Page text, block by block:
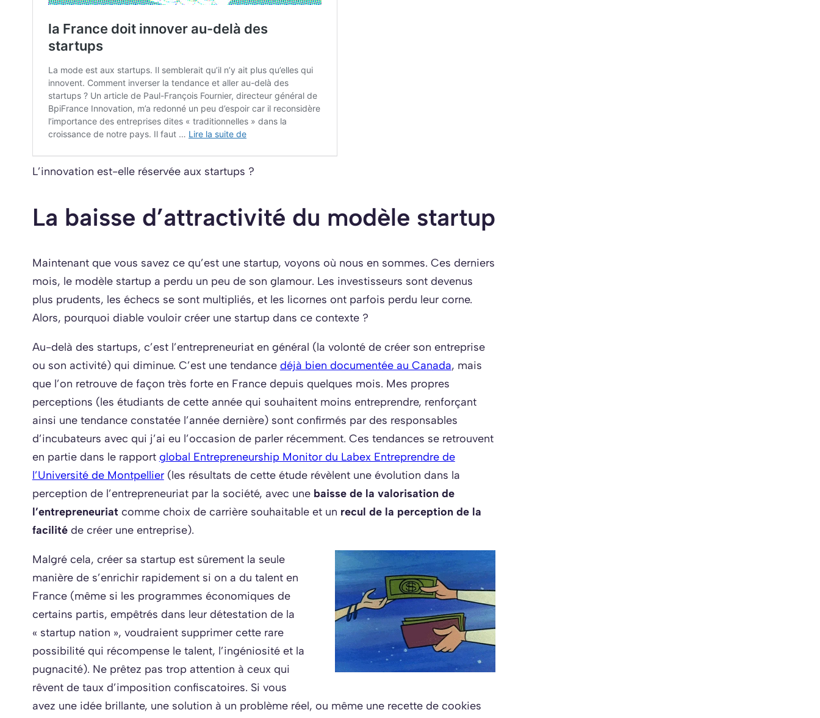
L’innovation est-elle réservée aux startups ?
La baisse d’attractivité du modèle startup
Maintenant que vous savez ce qu’est une startup, voyons où nous en sommes. Ces derniers
mois, le modèle startup a perdu un peu de son glamour. Les investisseurs sont devenus
plus prudents, les échecs se sont multipliés, et les licornes ont parfois perdu leur corne.
Alors, pourquoi diable vouloir créer une startup dans ce contexte ?
Au-delà des startups, c’est l’entrepreneuriat en général (la volonté de créer son entreprise
ou son activité) qui diminue. C’est une tendance déjà bien documentée au Canada, mais
que l’on retrouve de façon très forte en France depuis quelques mois. Mes propres
perceptions (les étudiants de cette année qui souhaitent moins entreprendre, renforçant
ainsi une tendance constatée l’année dernière) sont confirmés par des responsables
d’incubateurs avec qui j’ai eu l’occasion de parler récemment. Ces tendances se retrouvent
en partie dans le rapport global Entrepreneurship Monitor du Labex Entreprendre de
l’Université de Montpellier(les résultats de cette étude révèlent une évolution dans la
perception de l’entrepreneuriat par la société, avec une baisse de la valorisation de
l’entrepreneuriat comme choix de carrière souhaitable et un recul de la perception de la
facilité de créer une entreprise).
Malgré cela, créer sa startup est sûrement la seule
manière de s’enrichir rapidement si on a du talent en
France (même si les programmes économiques de
certains partis, empêtrés dans leur détestation de la
« startup nation », voudraient supprimer cette rare
possibilité qui récompense le talent, l’ingéniosité et la
pugnacité). Ne prêtez pas trop attention à ceux qui
rêvent de taux d’imposition confiscatoires. Si vous
avez une idée brillante, une solution à un problème réel, ou même une recette de cookies